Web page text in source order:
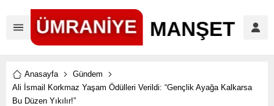
Anasayfa
Gündem
Ali İsmail Korkmaz Yaşam Ödülleri Verildi: “Gençlik Ayağa Kalkarsa
Bu Düzen Yıkılır!”